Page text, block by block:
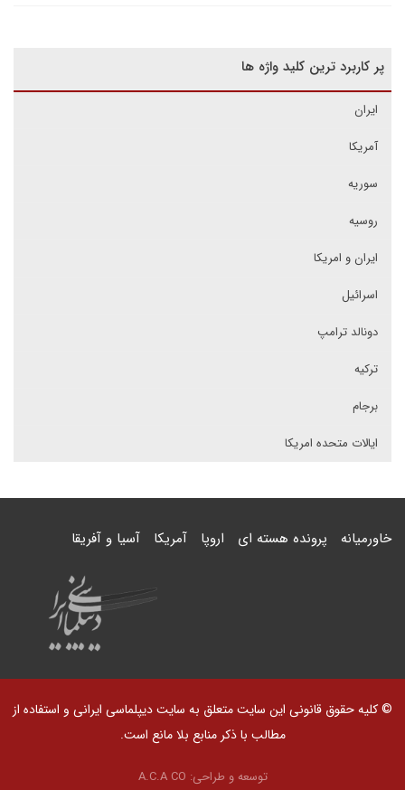
پر کاربرد ترین کلید واژه ها
ایران
آمریکا
سوریه
روسیه
ایران و امریکا
اسرائیل
دونالد ترامپ
ترکیه
برجام
ایالات متحده امریکا
خاورمیانه پرونده هسته ای اروپا آمریکا آسیا و آفریقا
© کلیه حقوق قانونی این سایت متعلق به سایت دیپلماسی ایرانی و استفاده از
مطالب با ذکر منابع بلا مانع است.
توسعه و طراحی: A.C.A CO